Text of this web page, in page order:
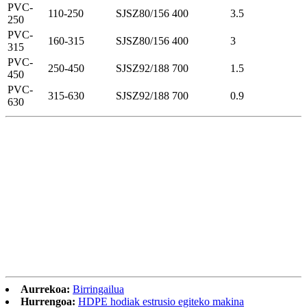
PVC-
250
110-250 SJSZ80/156 400
3.5
PVC-
315
160-315 SJSZ80/156 400
3
PVC-
450
250-450 SJSZ92/188 700
1.5
PVC-
630
315-630 SJSZ92/188 700 0.9
Aurrekoa: Birringailua
Hurrengoa: HDPE hodiak estrusio egiteko makina